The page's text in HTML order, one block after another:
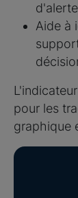
Aide à
pour les
graphique